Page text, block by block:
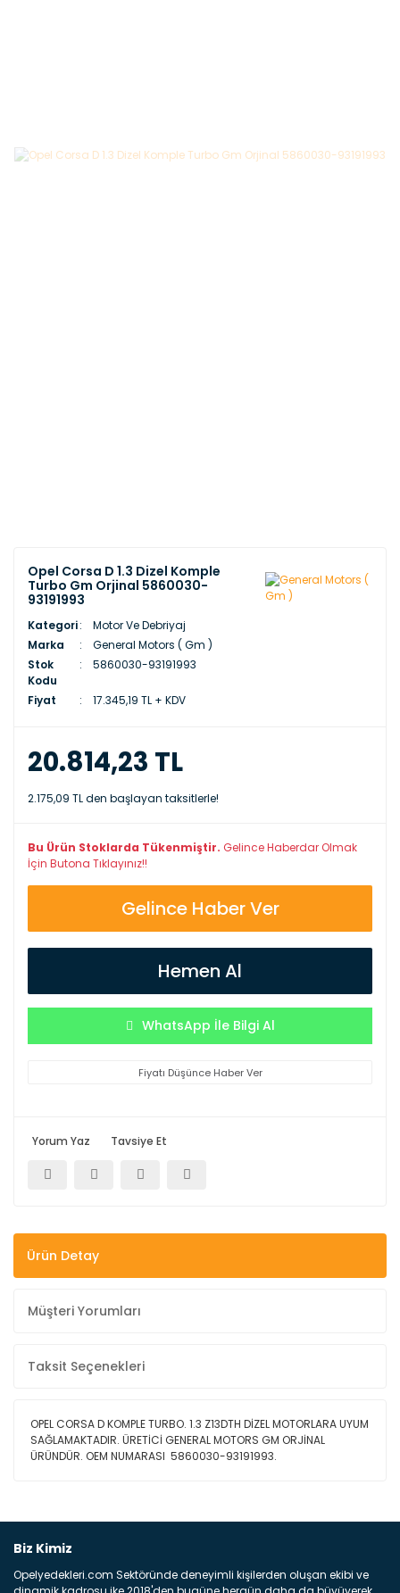
Opel Corsa D 1.3 Dizel Komple
Turbo Gm Orjinal 5860030-
93191993
Kategori
Motor Ve Debriyaj
Marka
General Motors ( Gm )
Stok
Kodu
5860030-93191993
Fiyat 17.345,19 TL + KDV
20.814,23 TL
2.175,09 TL den başlayan taksitlerle!
Bu Ürün Stoklarda Tükenmiştir. Gelince Haberdar Olmak
İçin Butona Tıklayınız!!
Gelince Haber Ver
Hemen Al
WhatsApp İle Bilgi Al
Fiyatı Düşünce Haber Ver
Yorum Yaz Tavsiye Et
Ürün Detay
Müşteri Yorumları
Taksit Seçenekleri
OPEL CORSA D KOMPLE TURBO. 1.3 Z13DTH DİZEL MOTORLARA UYUM
SAĞLAMAKTADIR. ÜRETİCİ GENERAL MOTORS GM ORJİNAL
ÜRÜNDÜR. OEM NUMARASI 5860030-93191993.
Yorum Yaz
Biz Kimiz
Opelyedekleri.com Sektöründe deneyimli kişilerden oluşan ekibi ve